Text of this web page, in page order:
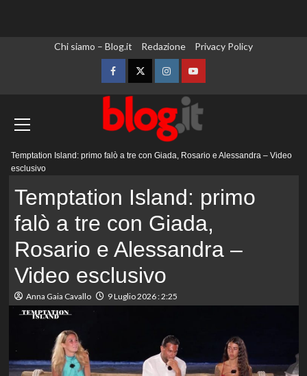
Chi siamo – Blog.it Redazione Privacy Policy
FacebookTwitterInstagramYouTube
principale
Temptation Island: primo falò a tre con Giada, Rosario e Alessandra – Video
esclusivo
Temptation Island: primo
falò a tre con Giada,
Rosario e Alessandra –
Video esclusivo
Anna Gaia Cavallo 9 Luglio 2026 : 2:25